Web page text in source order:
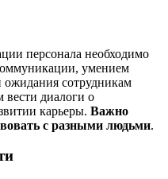
персонала необходимо
умением
ожидания сотрудникам
вести диалоги о
карьеры. Важно
с разными людьми.